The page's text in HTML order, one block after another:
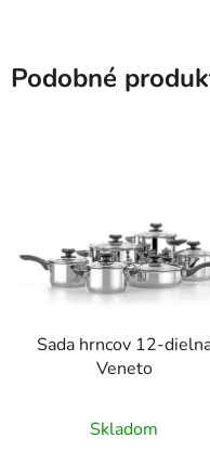
Podobné
Sada hrncov 12-
Veneto
Skladom